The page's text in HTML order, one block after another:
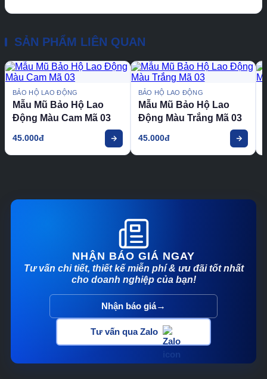
SẢN PHẨM LIÊN QUAN
BẢO HỘ LAO ĐỘNG
Mẫu Mũ Bảo Hộ Lao
Động Màu Cam Mã 03
45.000đ
BẢO HỘ LAO ĐỘNG
Mẫu Mũ Bảo Hộ Lao
Động Màu Trắng Mã 03
45.000đ
NHẬN BÁO GIÁ NGAY
Tư vấn chi tiết, thiết kế miễn phí & ưu đãi tốt nhất
cho doanh nghiệp của bạn!
Nhận báo giá→
Tư vấn qua Zalo